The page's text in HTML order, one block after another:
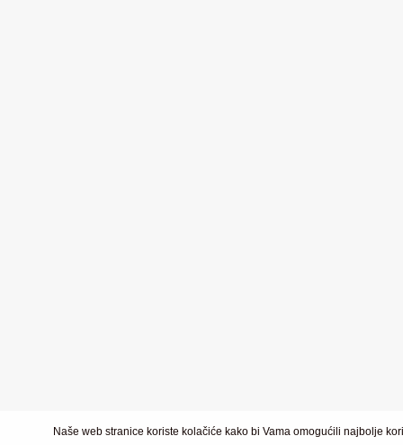
Naše web stranice koriste kolačiće kako bi Vama omogućili najbolje